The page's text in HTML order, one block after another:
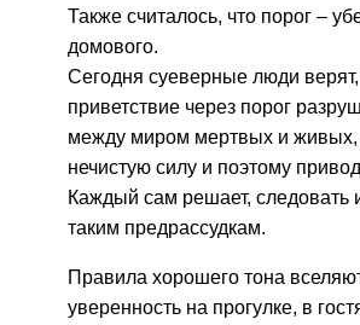
Также считалось, что порог –
домового.
Сегодня суеверные люди верят,
приветствие через порог
между миром мертвых и живых,
нечистую силу и поэтому
Каждый сам решает, следовать
таким предрассудкам.
Правила хорошего тона
уверенность на прогулке, в